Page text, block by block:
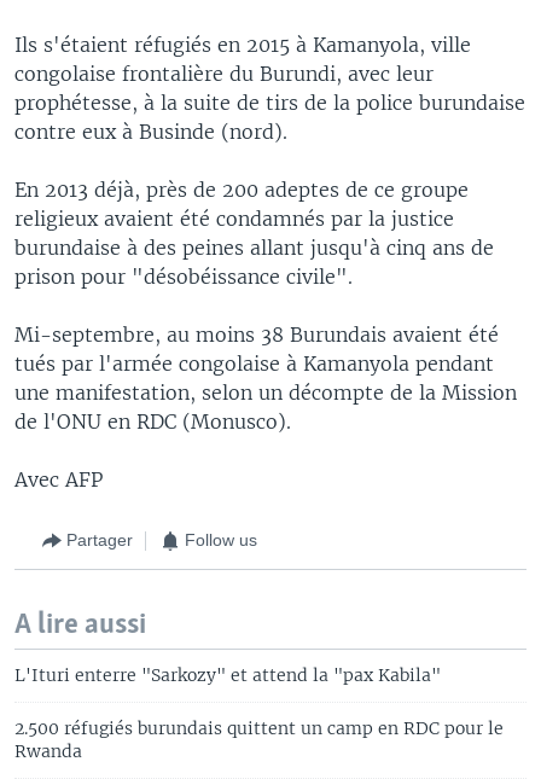
Ils s'étaient réfugiés en 2015 à Kamanyola, ville
congolaise frontalière du Burundi, avec leur
prophétesse, à la suite de tirs de la police burundaise
contre eux à Businde (nord).
En 2013 déjà, près de 200 adeptes de ce groupe
religieux avaient été condamnés par la justice
burundaise à des peines allant jusqu'à cinq ans de
prison pour "désobéissance civile".
Mi-septembre, au moins 38 Burundais avaient été
tués par l'armée congolaise à Kamanyola pendant
une manifestation, selon un décompte de la Mission
de l'ONU en RDC (Monusco).
Avec AFP
Partager Follow us
A lire aussi
L'Ituri enterre "Sarkozy" et attend la "pax Kabila"
2.500 réfugiés burundais quittent un camp en RDC pour le
Rwanda